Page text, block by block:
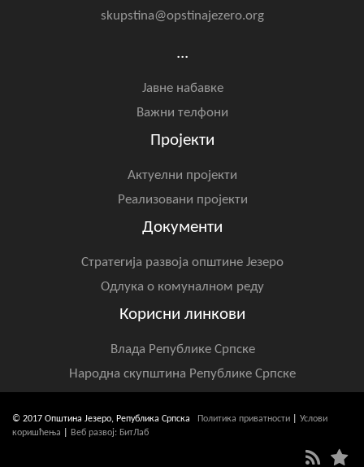
skupstina@opstinajezero.org
...
Јавне набавке
Важни телфони
Пројекти
Актуелни пројекти
Реализовани пројекти
Документи
Стратегија развоја општине Језеро
Одлука о комуналном реду
Корисни линкови
Влада Републике Српске
Народна скупштина Републике Српске
© 2017 Општина Језеро, Република Српска Политика приватности
Услови
коришћења
Веб развој: БитЛаб